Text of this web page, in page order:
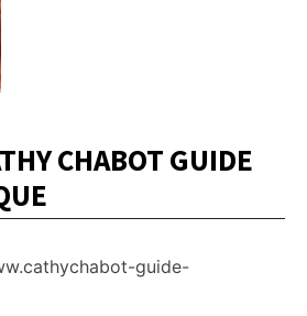
CHABOT GUIDE
guide-